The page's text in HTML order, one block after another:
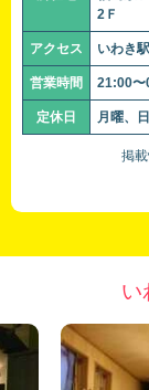
2Ｆ
アクセス いわき
営業時間 21:00〜
定休日 月曜、
掲
い